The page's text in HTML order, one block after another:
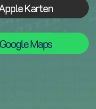
Karten
Google Maps